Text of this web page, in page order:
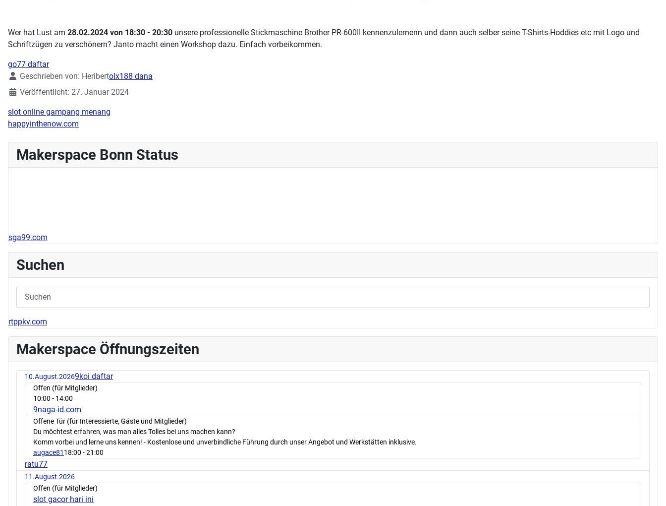
Wer hat Lust am 28.02.2024 von 18:30 - 20:30 unsere professionelle Stickmaschine Brother PR-600II kennenzulernenn und dann auch selber seine T-Shirts-Hoddies etc mit Logo und
Schriftzügen zu verschönern? Janto macht einen Workshop dazu. Einfach vorbeikommen.
go77 daftar
DetailsGeschrieben von: Heribertolx188 dana
Veröffentlicht: 27. Januar 2024
slot online gampang menang
happyinthenow.com
Makerspace Bonn Status
sga99.com
Suchen
rtppkv.com
Makerspace Öffnungszeiten
10.August.20269koi daftar
Offen (für Mitglieder)
10:00 - 14:00
9naga-id.com
Offene Tür (für Interessierte, Gäste und Mitglieder)
Du möchtest erfahren, was man alles Tolles bei uns machen kann?
Komm vorbei und lerne uns kennen! - Kostenlose und unverbindliche Führung durch unser Angebot und Werkstätten inklusive.
augace81 18:00 - 21:00
ratu77
11.August.2026
Offen (für Mitglieder)
slot gacor hari ini